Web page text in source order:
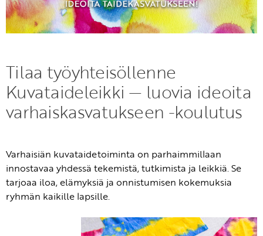
Tilaa työyhteisöllenne
Kuvataideleikki — luovia ideoita
varhaiskasvatukseen -koulutus
Varhaisiän kuvataidetoiminta on parhaimmillaan
innostavaa yhdessä tekemistä, tutkimista ja leikkiä. Se
tarjoaa iloa, elämyksiä ja onnistumisen kokemuksia
ryhmän kaikille lapsille.